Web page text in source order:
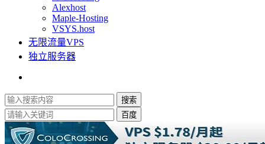
Alexhost
Maple-Hosting
VSYS.host
无限流量VPS
独立服务器